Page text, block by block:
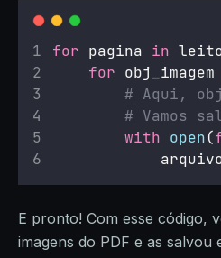
for pagina in
for obj_imagem
# Aqui,
# Vamos
with open(
E pronto! Com esse código,
imagens do PDF e as salvou